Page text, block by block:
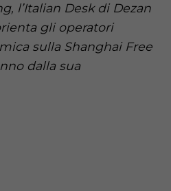
l’Italian Desk di Dezan
gli operatori
sulla Shanghai Free
dalla sua